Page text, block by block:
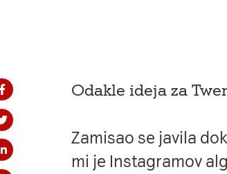
Podelite na Fejsbuku
Podelite na Tviteru
Podelite na Linkdinu
Odakle ideja za
Zamisao se javila
mi je Instagramov